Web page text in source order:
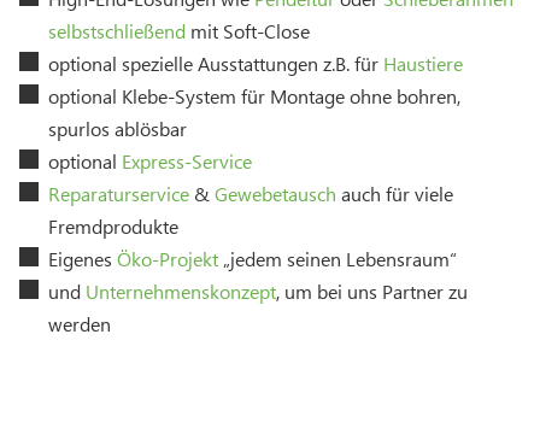
selbstschließend mit Soft-Close
optional spezielle Ausstattungen z.B. für Haustiere
optional Klebe-System für Montage ohne bohren,
spurlos ablösbar
optional Express-Service
Reparaturservice & Gewebetausch auch für viele
Fremdprodukte
Eigenes Öko-Projekt „jedem seinen Lebensraum“
und Unternehmenskonzept, um bei uns Partner zu
werden